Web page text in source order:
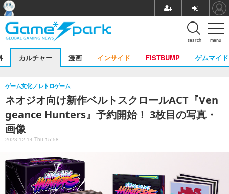
menu
search
カルチャー 漫画 インサイド FISTBUMP ゲムマイド
ネオジオ向け新作ベルトスクロールACT『Ven
geance Hunters』予約開始！ 3枚目の写真・
画像
ゲーム文化 レトロゲーム
2023.12.14 Thu 15:58